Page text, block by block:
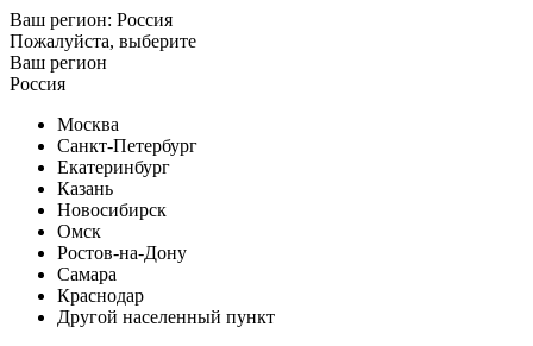
Ваш регион: Россия
Пожалуйста, выберите
Ваш регион
Россия
Москва
Санкт-Петербург
Екатеринбург
Казань
Новосибирск
Омск
Ростов-на-Дону
Самара
Краснодар
Другой населенный пункт